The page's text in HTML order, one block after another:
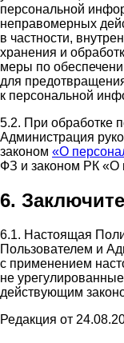
персональной
неправомерных
в частности,
хранения и
меры по
для
к персональной
5.2. При обработке
Администрация
законом «О
ФЗ и законом РК «О
6.
6.1. Настоящая
Пользователем и
с применением
не
действующим
Редакция от